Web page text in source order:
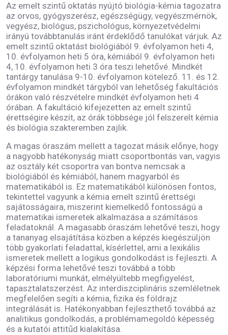
Az emelt szintű oktatás nyújtó biológia-kémia tagozatra
az orvos, gyógyszerész, egészségügy, vegyészmérnök,
vegyész, biológus, pszichológus, környezetvédelmi
irányú továbbtanulás iránt érdeklődő tanulókat várjuk. Az
emelt szintű oktatást biológiából 9. évfolyamon heti 4,
10. évfolyamon heti 5 óra, kémiából 9. évfolyamon heti
4, 10. évfolyamon heti 3 óra teszi lehetővé. Mindkét
tantárgy tanulása 9-10. évfolyamon kötelező. 11. és 12.
évfolyamon mindkét tárgyból van lehetőség fakultációs
órákon való részvételre mindkét évfolyamon heti 4
órában. A fakultáció kifejezetten az emelt szintű
érettségire készít, az órák többsége jól felszerelt kémia
és biológia szakteremben zajlik.
A magas óraszám mellett a tagozat másik előnye, hogy
a nagyobb hatékonyság miatt csoportbontás van, vagyis
az osztály két csoportra van bontva nemcsak a
biológiából és kémiából, hanem magyarból és
matematikából is. Ez matematikából különösen fontos,
tekintettel vagyunk a kémia emelt szintű érettségi
sajátosságaira, miszerint kiemelkedő fontosságú a
matematikai ismeretek alkalmazása a számításos
feladatoknál. A magasabb óraszám lehetővé teszi, hogy
a tananyag elsajátítása közben a képzés kiegészüljön
több gyakorlati feladattal, kísérlettel, ami a lexikális
ismeretek mellett a logikus gondolkodást is fejleszti. A
képzési forma lehetővé teszi továbbá a több
laboratóriumi munkát, elmélyültebb megfigyelést,
tapasztalatszerzést. Az interdiszciplináris szemléletnek
megfelelően segíti a kémia, fizika és földrajz
integrálását is. Hatékonyabban fejleszthető továbbá az
analitikus gondolkodás, a problémamegoldó képesség
és a kutatói attitűd kialakítása.